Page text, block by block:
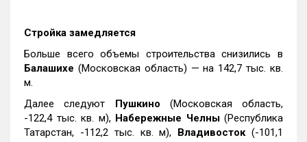
Стройка замедляется
Больше всего объемы строительства снизились в
Балашихе (Московская область) — на 142,7 тыс. кв.
м.
Далее следуют Пушкино (Московская область,
-122,4 тыс. кв. м), Набережные Челны(Республика
Татарстан, -112,2 тыс. кв. м), Владивосток(-101,1